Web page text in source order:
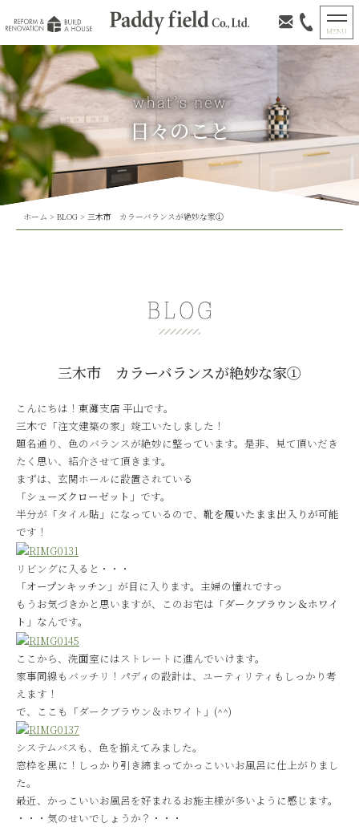
日々のこと
ホーム > BLOG> 三木市 カラーバランスが絶妙な家①
三木市 カラーバランスが絶妙な家①
こんにちは！東灘支店 平山です。
三木で「注文建築の家」竣工いたしました！
題名通り、色のバランスが絶妙に整っています。是非、見て頂いだき
たく思い、紹介させて頂きます。
まずは、玄関ホールに設置されている
「シューズクローゼット 」です。
半分が「タイル貼」になっているので、 靴を履いたまま出入りが可能
です！
リビングに入ると・・・
「オープンキッチン 」が目に入ります。主婦の憧れですっ
もうお気づきかと思いますが、このお宅は「ダークブラウン＆ホワイ
ト 」なんです。
ここから、洗面室にはストレートに進んでいけます。
家事同線もバッチリ！パディの設計は、ユーティリティもしっかり考
えます！
で、ここも「ダークブラウン＆ホワイト」(^^)
システムバスも、色を揃えてみました。
窓枠を黒に！しっかり引き締まってかっこいいお風呂に仕上がりまし
た。
最近、かっこいいお風呂を好まれるお施主様が多いように感じます。
・・・気のせいでしょうか？・・・